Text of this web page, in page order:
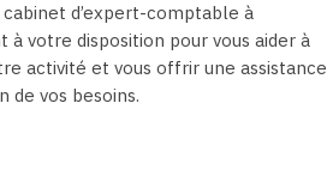
d’expert-comptable à
votre disposition pour vous aider à
activité et vous offrir une assistance
de vos besoins.